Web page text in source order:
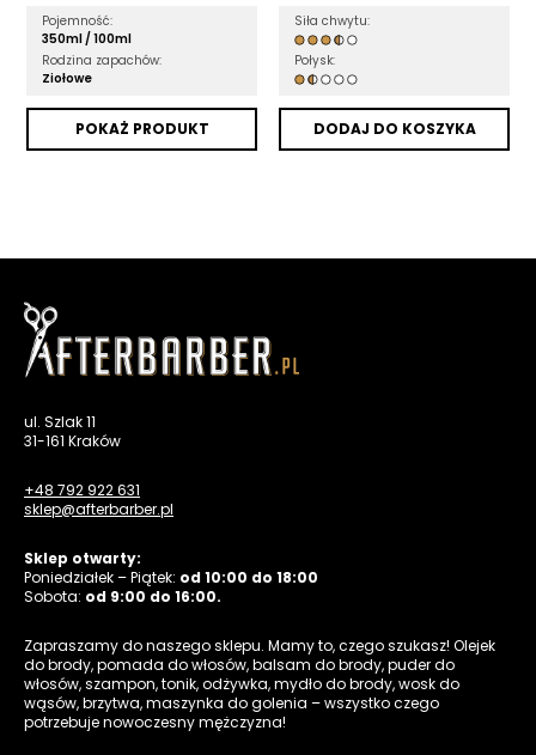
Pojemność:
350ml /100ml
Rodzina zapachów:
Ziołowe
POKAŻ PRODUKT
Siła chwytu:
Połysk:
DODAJ DO KOSZYKA
ul. Szlak 11
31-161 Kraków
+48 792 922 631
sklep@afterbarber.pl
Sklep otwarty:
Poniedziałek – Piątek: od 10:00 do 18:00
Sobota: od 9:00 do 16:00.
Zapraszamy do naszego sklepu. Mamy to, czego szukasz! Olejek
do brody, pomada do włosów, balsam do brody, puder do
włosów, szampon, tonik, odżywka, mydło do brody, wosk do
wąsów, brzytwa, maszynka do golenia – wszystko czego
potrzebuje nowoczesny mężczyzna!